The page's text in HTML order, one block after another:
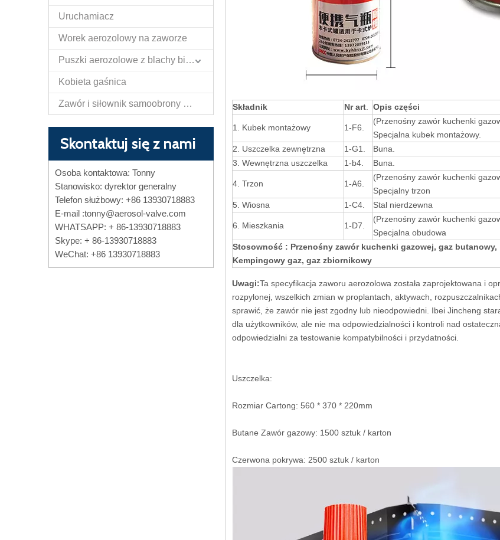
Uruchamiacz
Worek aerozolowy na zaworze
Puszki aerozolowe z blachy białej
Kobieta gaśnica
Zawór i siłownik samoobrony Papper Spray
Skontaktuj się z nami
Osoba kontaktowa: Tonny
Stanowisko: dyrektor generalny
Telefon służbowy: +86 13930718883
E-mail :tonny@aerosol-valve.com
WHATSAPP: + 86-13930718883
Skype: + 86-13930718883
WeChat: +86 13930718883
Składnik Nr art Opis części
1. Kubek montażowy 1-F6.
(Przenośny zawór kuchenki
Specjalna kubek montażowy.
2. Uszczelka zewnętrzna
1-G1.
Buna.
3. Wewnętrzna uszczelka
1-b4. Buna.
4. Trzon 1-A6.
(Przenośny zawór kuchenki
Specjalny trzon
5. Wiosna
1-C4. Stal nierdzewna
6. Mieszkania 1-D7.
(Przenośny zawór kuchenki
Specjalna obudowa
Stosowność : Przenośny zawór kuchenki gazowej, gaz butanowy,
Kempingowy gaz, gaz zbiornikowy
Uwagi:Ta specyfikacja zaworu aerozolowa została zaprojektowana i
rozpylonej, wszelkich zmian w proplantach, aktywach,
sprawić, że zawór nie jest zgodny lub nieodpowiedni. Ibei Jincheng
dla użytkowników, ale nie ma odpowiedzialności i kontroli nad
odpowiedzialni za testowanie kompatybilności i przydatności.
Uszczelka:
Rozmiar Cartong: 560 * 370 * 220mm
Butane Zawór gazowy: 1500 sztuk / karton
Czerwona pokrywa: 2500 sztuk / karton